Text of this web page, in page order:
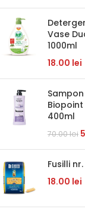
Vase
1000ml
18.00 lei
400ml
70.00lei
Fusilli
18.00 lei